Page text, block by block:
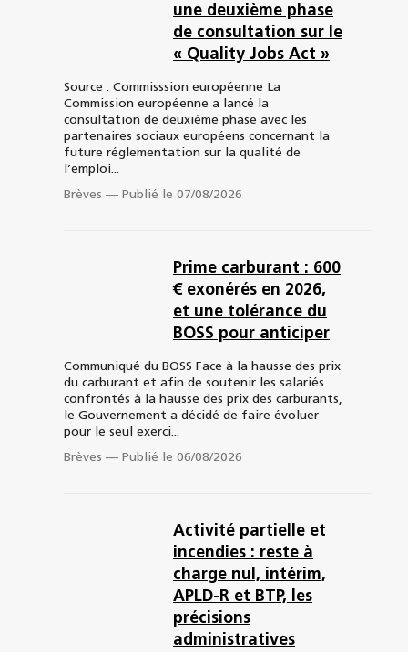
une deuxième phase
de consultation sur le
« Quality Jobs Act »
Source : Commisssion européenne La
Commission européenne a lancé la
consultation de deuxième phase avec les
partenaires sociaux européens concernant la
future réglementation sur la qualité de
l’emploi...
Brèves — Publié le 07/08/2026
Prime carburant : 600
€ exonérés en 2026,
et une tolérance du
BOSS pour anticiper
Communiqué du BOSS Face à la hausse des prix
du carburant et afin de soutenir les salariés
confrontés à la hausse des prix des carburants,
le Gouvernement a décidé de faire évoluer
pour le seul exerci...
Brèves — Publié le 06/08/2026
Activité partielle et
incendies : reste à
charge nul, intérim,
APLD-R et BTP, les
précisions
administratives